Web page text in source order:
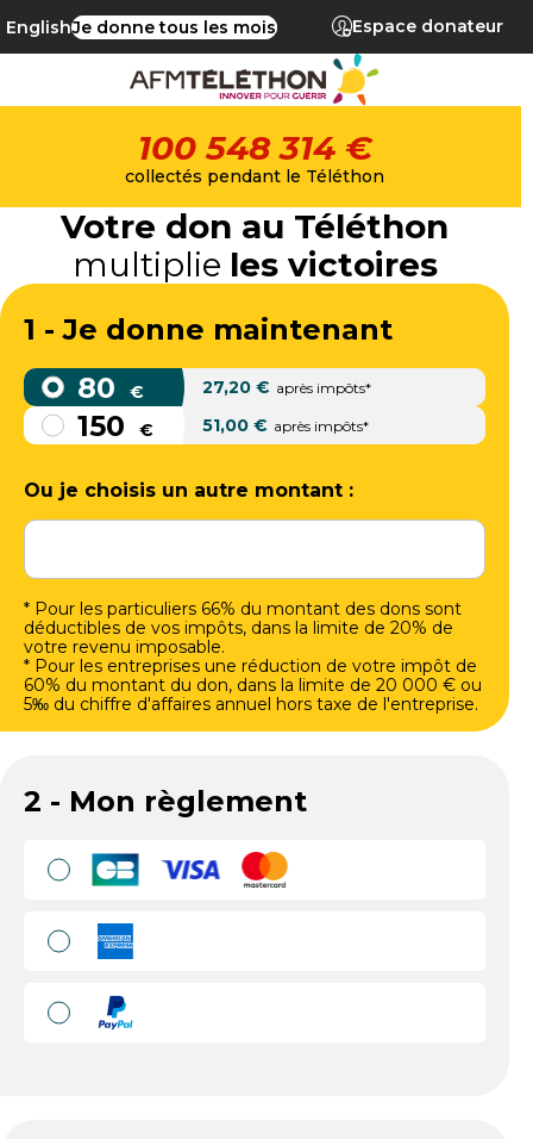
EnglishJe donne tous les mois Espace donateur
100 548 314 €
collectés pendant le Téléthon
Votre don au Téléthon
multiplie les victoires
1 - Je donne maintenant
80
€ 27,20 € après impôts*
150 € 51,00 € après impôts*
Ou je choisis un autre montant :
* Pour les particuliers 66% du montant des dons sont
déductibles de vos impôts, dans la limite de 20% de
votre revenu imposable.
* Pour les entreprises une réduction de votre impôt de
60% du montant du don, dans la limite de 20 000 € ou
5‰ du chiffre d'affaires annuel hors taxe de l'entreprise.
2 - Mon règlement